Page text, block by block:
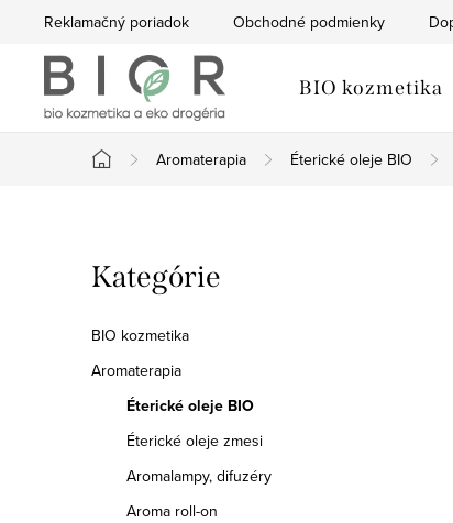
Reklamačný poriadok Obchodné podmienky
BIO kozmetika
Domov
Aromaterapia Éterické oleje BIO
o
č
n
Preskočiť
kategórie
Kategórie
BIO kozmetika
Aromaterapia
Éterické oleje BIO
Éterické oleje zmesi
Aromalampy, difuzéry
Aroma roll-on